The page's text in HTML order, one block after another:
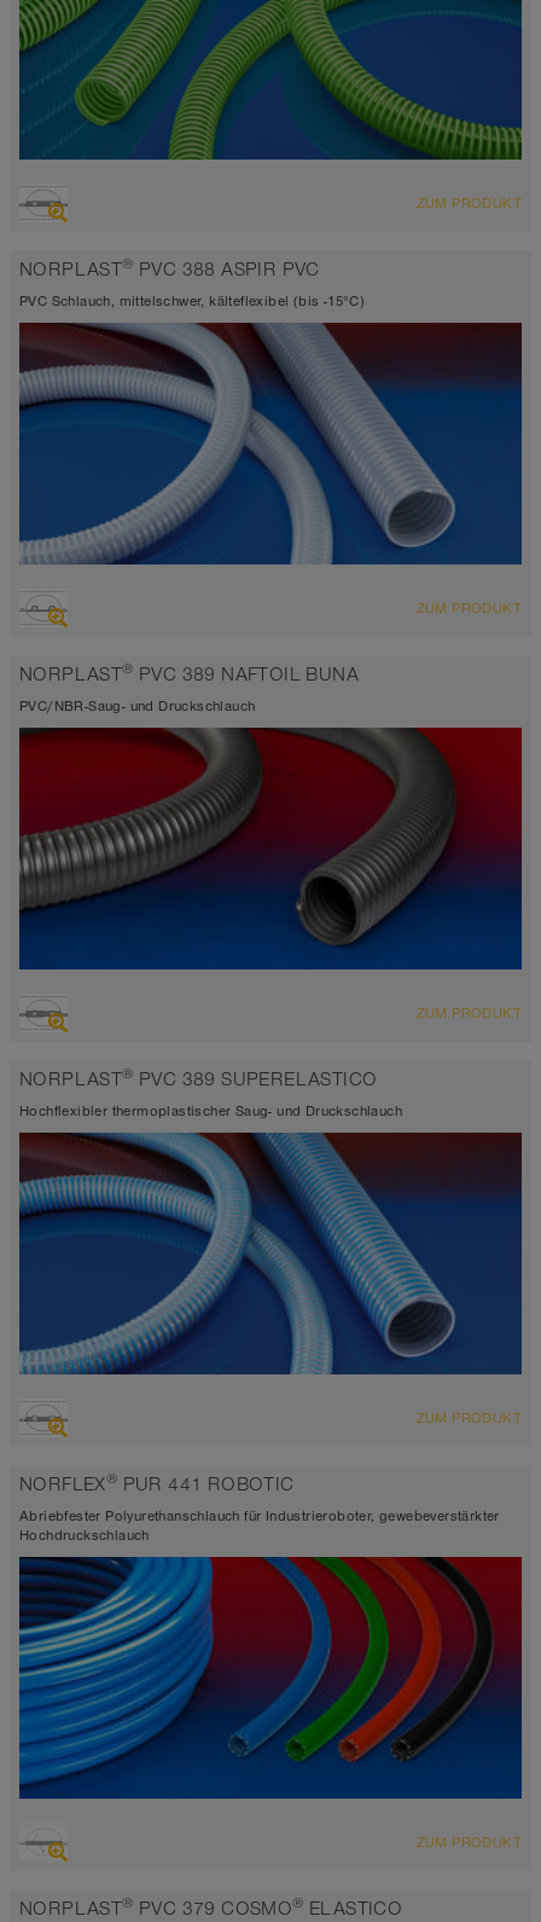
ÜBERSICHT
Saugschlauch + Druckschlauch
-10°C bis 60°C
ZUM PRODUKT
NORPLAST® PVC 388 ASPIR PVC
PVC Schlauch, mittelschwer, kälteflexibel (bis -15°C)
ÜBERSICHT
Saugschlauch + Druckschlauch
-15°C bis 60°C
ZUM PRODUKT
NORPLAST® PVC 389 NAFTOIL BUNA
PVC/NBR-Saug- und Druckschlauch
ÜBERSICHT
Saugschlauch + Druckschlauch
-30°C bis 65°C
ZUM PRODUKT
NORPLAST® PVC 389 SUPERELASTICO
Hochflexibler thermoplastischer Saug- und Druckschlauch
ÜBERSICHT
Saugschlauch + Druckschlauch
grau und blau
ZUM PRODUKT
NORFLEX® PUR 441 ROBOTIC
Abriebfester Polyurethanschlauch für Industrieroboter, gewebeverstärkter
Hochdruckschlauch
selbstklemmend
ZUM PRODUKT
NORPLAST® PVC 379 COSMO® ELASTICO